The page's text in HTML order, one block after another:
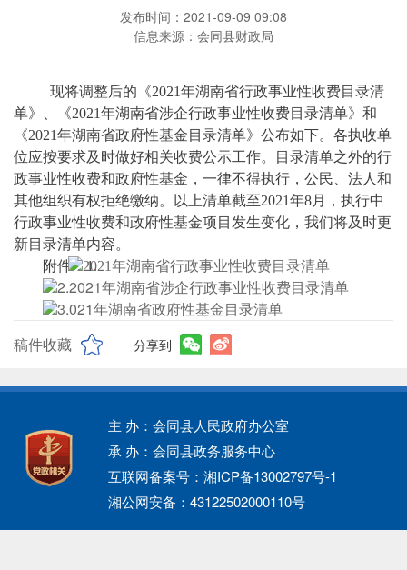
发布时间：2021-09-09 09:08
信息来源：会同县财政局
现将调整后的《2021年湖南省行政事业性收费目录清
单》、《2021年湖南省涉企行政事业性收费目录清单》和
《2021年湖南省政府性基金目录清单》公布如下。各执收单
位应按要求及时做好相关收费公示工作。目录清单之外的行
政事业性收费和政府性基金，一律不得执行，公民、法人和
其他组织有权拒绝缴纳。以上清单截至2021年8月，执行中
行政事业性收费和政府性基金项目发生变化，我们将及时更
新目录清单内容。
附件：1.2021年湖南省行政事业性收费目录清单
2.2021年湖南省涉企行政事业性收费目录清单
3.021年湖南省政府性基金目录清单
稿件收藏
分享到
主 办：会同县人民政府办公室
承 办：会同县政务服务中心
互联网备案号：湘ICP备13002797号-1
湘公网安备：43122502000110号